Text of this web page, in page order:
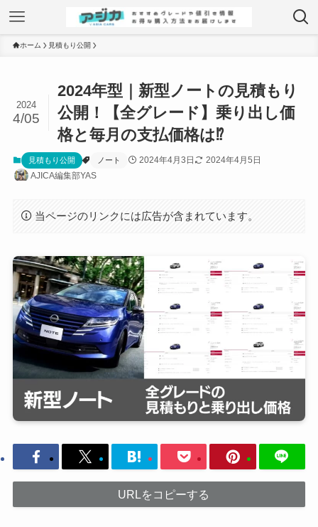
ホーム 見積もり公開
2024年型｜新型ノートの見積もり
公開！【全グレード】乗り出し価
格と毎月の支払価格は⁉
2024
4/05
見積もり公開 ノート 2024年4月3日
2024年4月5日
AJICA編集部YAS
当ページのリンクには広告が含まれています。
URLをコピーする